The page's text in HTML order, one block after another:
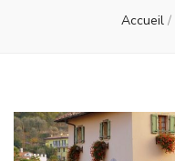
Accueil /